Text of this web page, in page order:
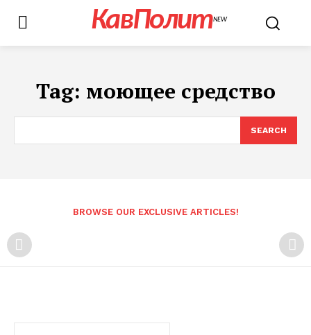
КавПолитNEW
Tag: моющее средство
SEARCH
BROWSE OUR EXCLUSIVE ARTICLES!